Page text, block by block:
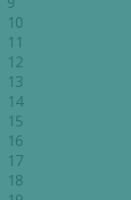
10
11
12
13
14
15
16
17
18